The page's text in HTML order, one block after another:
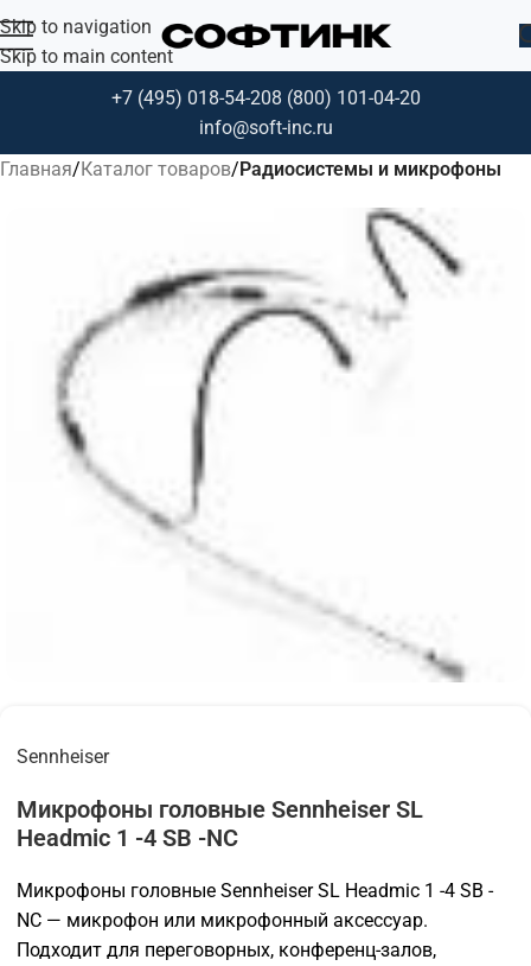
Skip to navigation
Skip to main content
+7 (495) 018-54-208 (800) 101-04-20
info@soft-inc.ru
Главная Каталог товаров Радиосистемы и микрофоны
Sennheiser
Микрофоны головные Sennheiser SL
Headmic 1 -4 SB -NC
Микрофоны головные Sennheiser SL Headmic 1 -4 SB -
NC — микрофон или микрофонный аксессуар.
Подходит для переговорных, конференц-залов,